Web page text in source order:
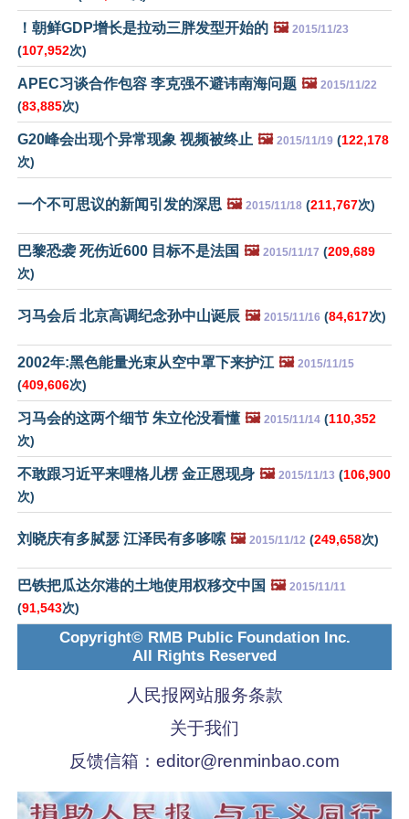
！朝鲜GDP增长是拉动三胖发型开始的 🖼️ 2015/11/23
(107,952次)
APEC习谈合作包容 李克强不避讳南海问题 🖼️ 2015/11/22
(83,885次)
G20峰会出现个异常现象 视频被终止 🖼️ 2015/11/19 (122,178
次)
一个不可思议的新闻引发的深思 🖼️ 2015/11/18 (211,767次)
巴黎恐袭 死伤近600 目标不是法国 🖼️ 2015/11/17 (209,689
次)
习马会后 北京高调纪念孙中山诞辰 🖼️ 2015/11/16 (84,617次)
2002年:黑色能量光束从空中罩下来护江 🖼️ 2015/11/15
(409,606次)
习马会的这两个细节 朱立伦没看懂 🖼️ 2015/11/14 (110,352
次)
不敢跟习近平来哩格儿楞 金正恩现身 🖼️ 2015/11/13 (106,900
次)
刘晓庆有多脦瑟 江泽民有多哆嗦 🖼️ 2015/11/12 (249,658次)
巴铁把瓜达尔港的土地使用权移交中国 🖼️ 2015/11/11
(91,543次)
Copyright© RMB Public Foundation Inc.
All Rights Reserved
人民报网站服务条款
关于我们
反馈信箱： editor@renminbao.com